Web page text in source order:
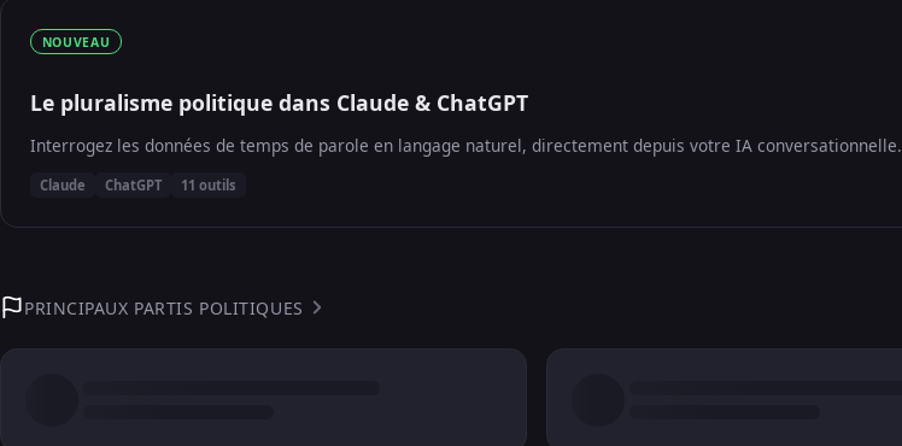
NOUVEAU
Le pluralisme politique dans Claude & ChatGPT
Interrogez les données de temps de parole en langage naturel, directement depuis votre IA conversationnelle.
Claude ChatGPT 11 outils
PRINCIPAUX PARTIS POLITIQUES